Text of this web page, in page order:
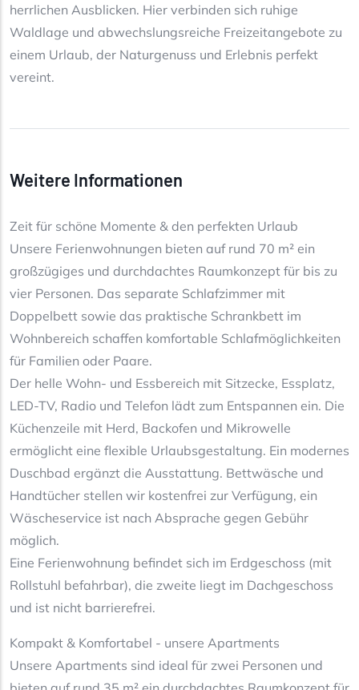
herrlichen Ausblicken. Hier verbinden sich ruhige
Waldlage und abwechslungsreiche Freizeitangebote zu
einem Urlaub, der Naturgenuss und Erlebnis perfekt
vereint.
Weitere Informationen
Zeit für schöne Momente & den perfekten Urlaub
Unsere Ferienwohnungen bieten auf rund 70 m² ein
großzügiges und durchdachtes Raumkonzept für bis zu
vier Personen. Das separate Schlafzimmer mit
Doppelbett sowie das praktische Schrankbett im
Wohnbereich schaffen komfortable Schlafmöglichkeiten
für Familien oder Paare.
Der helle Wohn- und Essbereich mit Sitzecke, Essplatz,
LED-TV, Radio und Telefon lädt zum Entspannen ein. Die
Küchenzeile mit Herd, Backofen und Mikrowelle
ermöglicht eine flexible Urlaubsgestaltung. Ein modernes
Duschbad ergänzt die Ausstattung. Bettwäsche und
Handtücher stellen wir kostenfrei zur Verfügung, ein
Wäscheservice ist nach Absprache gegen Gebühr
möglich.
Eine Ferienwohnung befindet sich im Erdgeschoss (mit
Rollstuhl befahrbar), die zweite liegt im Dachgeschoss
und ist nicht barrierefrei.
Kompakt & Komfortabel - unsere Apartments
Unsere Apartments sind ideal für zwei Personen und